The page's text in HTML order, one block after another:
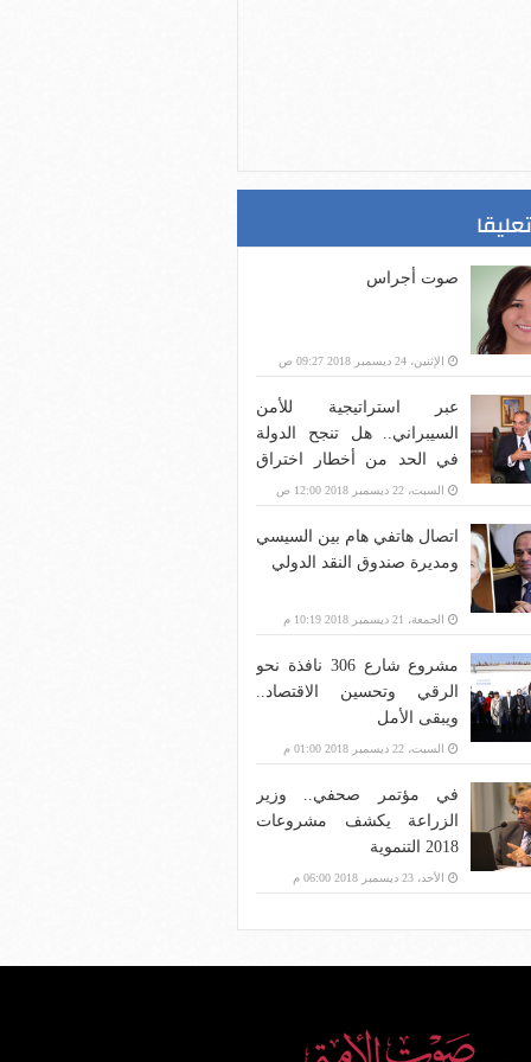
صوت أجراس
الإثنين، 24 ديسمبر 2018 09:27 ص
عبر استراتيجية للأمن
السيبراني.. هل تنجح الدولة
في الحد من أخطار اختراق
بنية الاتصالات؟
السبت، 22 ديسمبر 2018 12:00 ص
اتصال هاتفي هام بين السيسي
ومديرة صندوق النقد الدولي
الجمعة، 21 ديسمبر 2018 10:19 م
مشروع شارع 306 نافذة نحو
الرقي وتحسين الاقتصاد..
ويبقى الأمل
السبت، 22 ديسمبر 2018 01:00 م
في مؤتمر صحفي.. وزير
الزراعة يكشف مشروعات
2018 التنموية
الأحد، 23 ديسمبر 2018 06:00 م